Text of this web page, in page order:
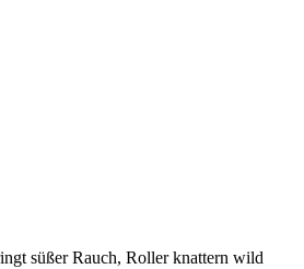
süßer Rauch, Roller knattern wild